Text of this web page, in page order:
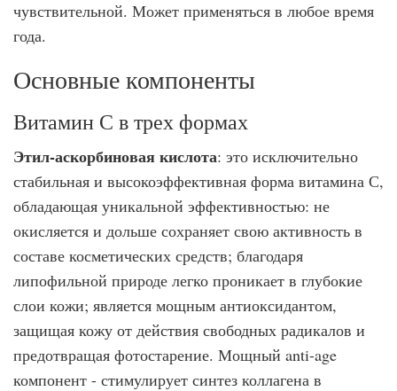
чувствительной. Может применяться в любое время
года.
Основные компоненты
Витамин С в трех формах
Этил-аскорбиновая кислота: это исключительно
стабильная и высокоэффективная форма витамина С,
обладающая уникальной эффективностью: не
окисляется и дольше сохраняет свою активность в
составе косметических средств; благодаря
липофильной природе легко проникает в глубокие
слои кожи; является мощным антиоксидантом,
защищая кожу от действия свободных радикалов и
предотвращая фотостарение. Мощный anti-age
компонент - стимулирует синтез коллагена в